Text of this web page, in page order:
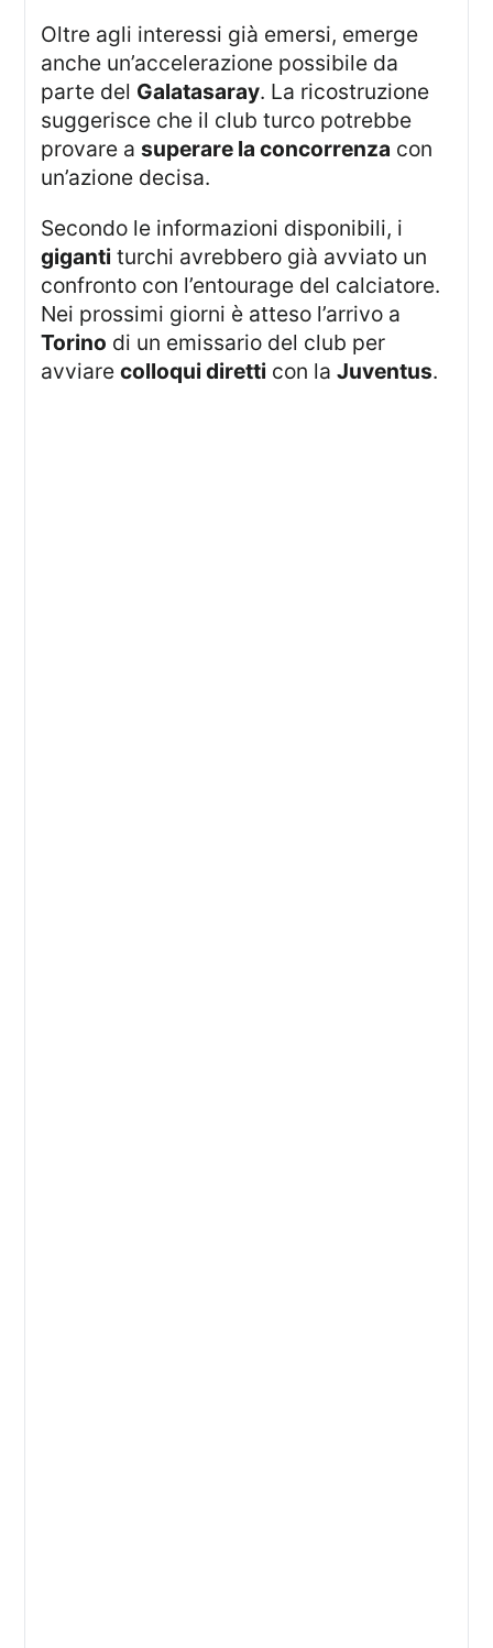
Oltre agli interessi già emersi, emerge
anche un’accelerazione possibile da
parte del Galatasaray. La ricostruzione
suggerisce che il club turco potrebbe
provare asuperare la concorrenza con
un’azione decisa.
Secondo le informazioni disponibili, i
giganti turchi avrebbero già avviato un
confronto con l’entourage del calciatore.
Nei prossimi giorni è atteso l’arrivo a
Torino di un emissario del club per
avviarecolloqui diretti con laJuventus.